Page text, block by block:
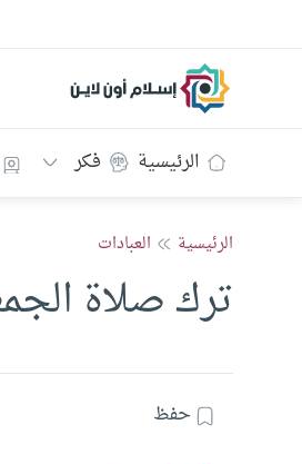
إسلام أون لاين
الرئيسية فكر
الرئيسية العبادات
ترك صلاة
حفظ